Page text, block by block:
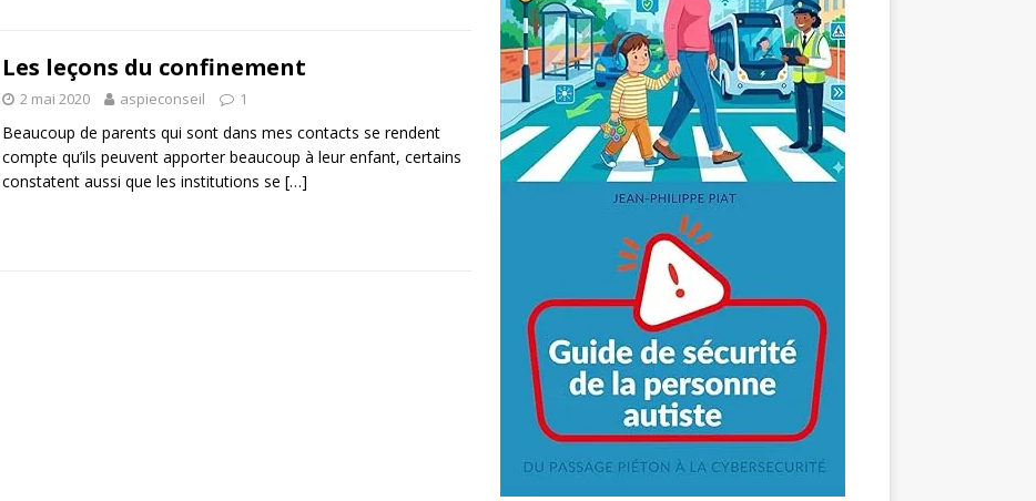
Les leçons du confinement
2 mai 2020 aspieconseil 1
Beaucoup de parents qui sont dans mes contacts se rendent
compte qu’ils peuvent apporter beaucoup à leur enfant, certains
constatent aussi que les institutions se […]